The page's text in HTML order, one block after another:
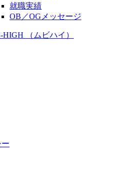
就職実績
OB／OGメッセージ
（ムビハイ）